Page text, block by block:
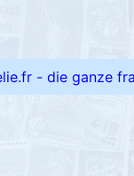
- die ganze